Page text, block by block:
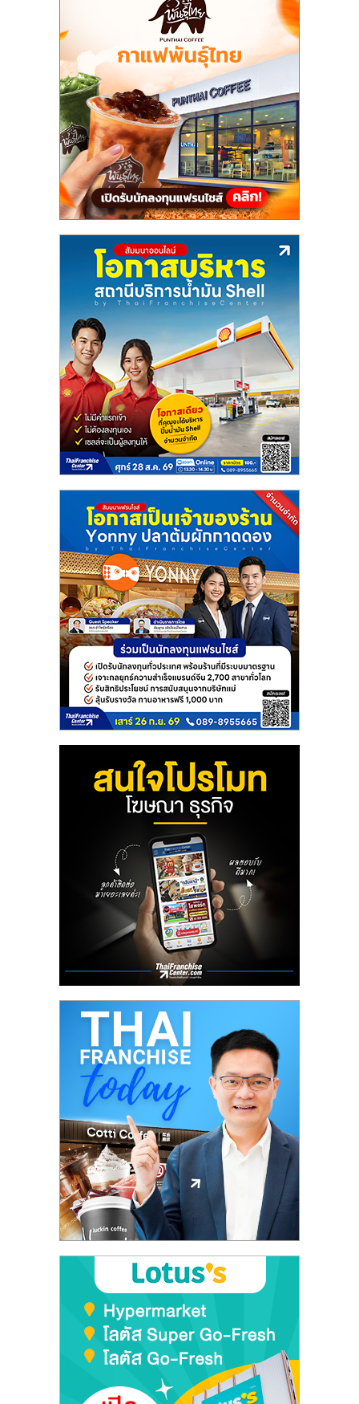
ไชส์,
รวม
แฟ
ไชส์
ขาย
แฟ
ไชส์
แฟ
ไชส์
ขาย
หน้า
บ้าน
ลงทุน
ปรึกษา
ลงทุน
และ
ขยาย
ไชส์,